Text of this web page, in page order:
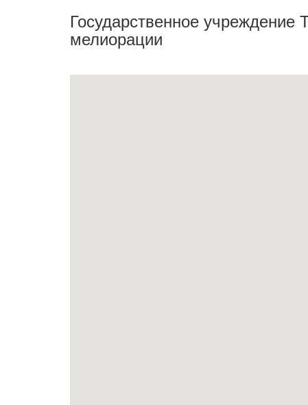
Государственное учреждение
мелиорации